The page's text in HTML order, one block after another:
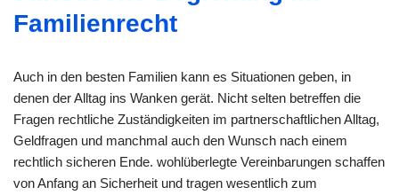
Familienrecht
Auch in den besten Familien kann es Situationen geben, in
denen der Alltag ins Wanken gerät. Nicht selten betreffen die
Fragen rechtliche Zuständigkeiten im partnerschaftlichen Alltag,
Geldfragen und manchmal auch den Wunsch nach einem
rechtlich sicheren Ende. wohlüberlegte Vereinbarungen schaffen
von Anfang an Sicherheit und tragen wesentlich zum